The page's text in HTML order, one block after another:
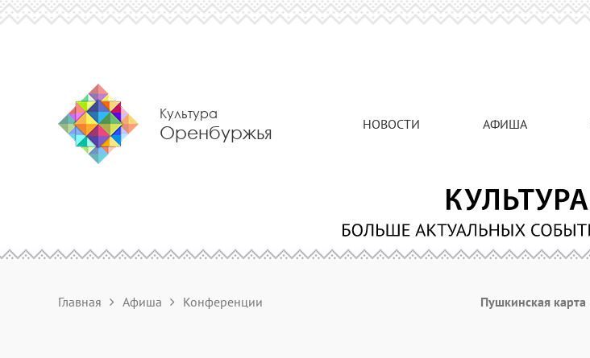
Культура
Оренбуржья НОВОСТИ АФИША
Главная Афиша Конференции Пушкинская карта